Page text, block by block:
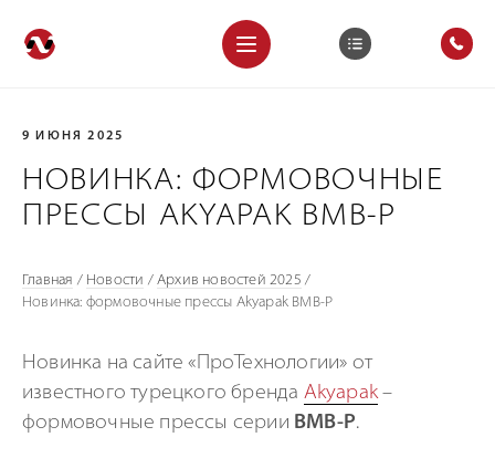
9 ИЮНЯ 2025
НОВИНКА: ФОРМОВОЧНЫЕ
ПРЕССЫ AKYAPAK BMB-P
Главная / Новости /Архив новостей 2025 /
Новинка: формовочные прессы Akyapak BMB-P
Новинка на сайте «ПроТехнологии» от
известного турецкого бренда Akyapak–
формовочные прессы серии BMB-P.